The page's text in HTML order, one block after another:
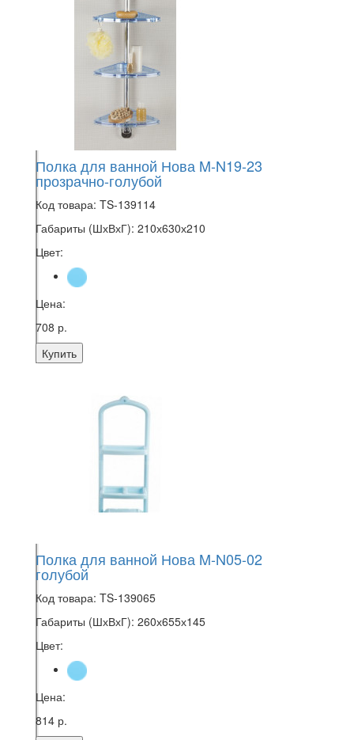
Полка для ванной Нова M-N19-23
прозрачно-голубой
Код товара: TS-139114
Габариты (ШхВхГ): 210х630х210
Цвет:
Цена:
708 р.
Купить
Полка для ванной Нова M-N05-02
голубой
Код товара: TS-139065
Габариты (ШхВхГ): 260х655х145
Цвет:
Цена:
814 р.